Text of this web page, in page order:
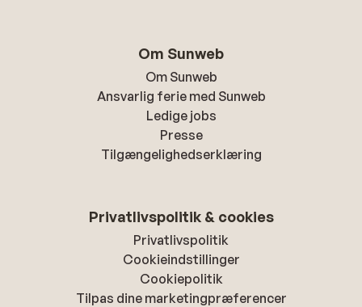
Om Sunweb
Om Sunweb
Ansvarlig ferie med Sunweb
Ledige jobs
Presse
Tilgængelighedserklæring
Privatlivspolitik & cookies
Privatlivspolitik
Cookieindstillinger
Cookiepolitik
Tilpas dine marketingpræferencer